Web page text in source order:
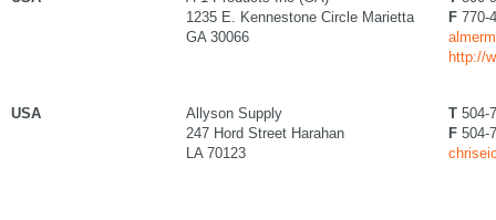
1235 E. Kennestone Circle Marietta
GA 30066
F 770-
http://
USA
Allyson Supply
247 Hord Street Harahan
LA 70123
T 504-
F 504-